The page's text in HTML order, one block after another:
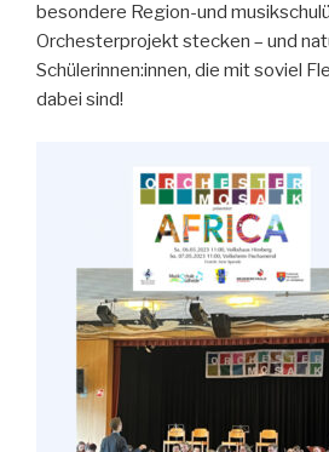
besondere Region-und
Orchesterprojekt stecken – und
Schülerinnen:innen, die mit soviel
dabei sind!